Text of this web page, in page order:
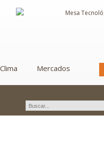
Clima Mercados